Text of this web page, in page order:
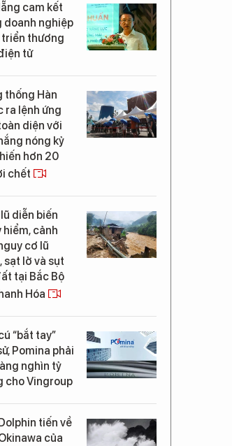
cam kết
doanh nghiệp
triển thương
tử
thống Hàn
ra lệnh ứng
diện với
nóng kỷ
hơn 20
chết
diễn biến
hiểm, cảnh
cơ lũ
sạt lở và sụt
tại Bắc Bộ
Hóa
“bắt tay”
Pomina phải
nghìn tỷ
cho Vingroup
tiến về
của